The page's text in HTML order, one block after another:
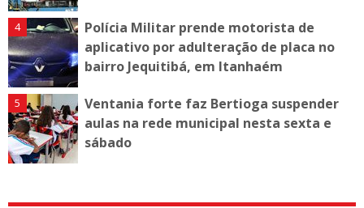
Polícia Militar prende motorista de
aplicativo por adulteração de placa no
bairro Jequitibá, em Itanhaém
Ventania forte faz Bertioga suspender
aulas na rede municipal nesta sexta e
sábado